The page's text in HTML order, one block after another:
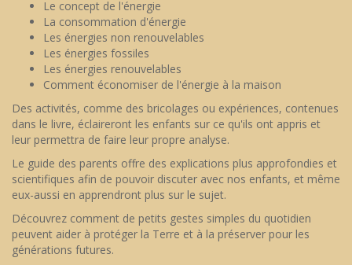
Le concept de l'énergie
La consommation d'énergie
Les énergies non renouvelables
Les énergies fossiles
Les énergies renouvelables
Comment économiser de l'énergie à la maison
Des activités, comme des bricolages ou expériences, contenues
dans le livre, éclaireront les enfants sur ce qu'ils ont appris et
leur permettra de faire leur propre analyse.
Le guide des parents offre des explications plus approfondies et
scientifiques afin de pouvoir discuter avec nos enfants, et même
eux-aussi en apprendront plus sur le sujet.
Découvrez comment de petits gestes simples du quotidien
peuvent aider à protéger la Terre et à la préserver pour les
générations futures.